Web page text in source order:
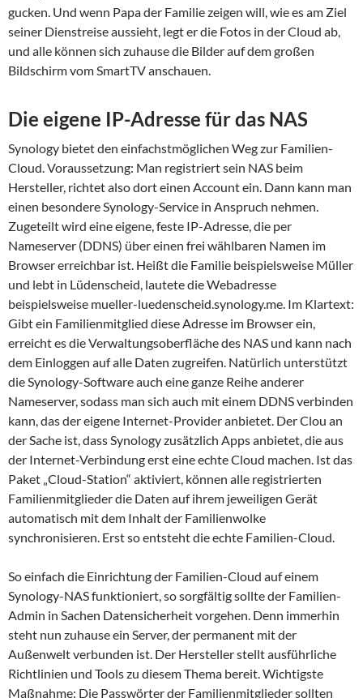
gucken. Und wenn Papa der Familie zeigen will, wie es am Ziel
seiner Dienstreise aussieht, legt er die Fotos in der Cloud ab,
und alle können sich zuhause die Bilder auf dem großen
Bildschirm vom SmartTV anschauen.
Die eigene IP-Adresse für das NAS
Synology bietet den einfachstmöglichen Weg zur Familien-
Cloud. Voraussetzung: Man registriert sein NAS beim
Hersteller, richtet also dort einen Account ein. Dann kann man
einen besondere Synology-Service in Anspruch nehmen.
Zugeteilt wird eine eigene, feste IP-Adresse, die per
Nameserver (DDNS) über einen frei wählbaren Namen im
Browser erreichbar ist. Heißt die Familie beispielsweise Müller
und lebt in Lüdenscheid, lautete die Webadresse
beispielsweise mueller-luedenscheid.synology.me. Im Klartext:
Gibt ein Familienmitglied diese Adresse im Browser ein,
erreicht es die Verwaltungsoberfläche des NAS und kann nach
dem Einloggen auf alle Daten zugreifen. Natürlich unterstützt
die Synology-Software auch eine ganze Reihe anderer
Nameserver, sodass man sich auch mit einem DDNS verbinden
kann, das der eigene Internet-Provider anbietet. Der Clou an
der Sache ist, dass Synology zusätzlich Apps anbietet, die aus
der Internet-Verbindung erst eine echte Cloud machen. Ist das
Paket „Cloud-Station“ aktiviert, können alle registrierten
Familienmitglieder die Daten auf ihrem jeweiligen Gerät
automatisch mit dem Inhalt der Familienwolke
synchronisieren. Erst so entsteht die echte Familien-Cloud.
So einfach die Einrichtung der Familien-Cloud auf einem
Synology-NAS funktioniert, so sorgfältig sollte der Familien-
Admin in Sachen Datensicherheit vorgehen. Denn immerhin
steht nun zuhause ein Server, der permanent mit der
Außenwelt verbunden ist. Der Hersteller stellt ausführliche
Richtlinien und Tools zu diesem Thema bereit. Wichtigste
Maßnahme: Die Passwörter der Familienmitglieder sollten